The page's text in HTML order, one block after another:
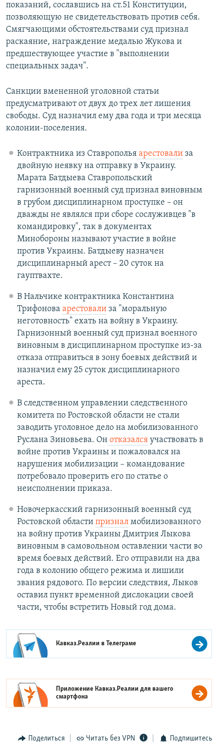
показаний, сославшись на ст.51 Конституции,
позволяющую не свидетельствовать против себя.
Смягчающими обстоятельствами суд признал
раскаяние, награждение медалью Жукова и
предшествующее участие в "выполнении
специальных задач".
Санкции вмененной уголовной статьи
предусматривают от двух до трех лет лишения
свободы. Суд назначил ему два года и три месяца
колонии-поселения.
Контрактника из Ставропольяарестовализа
двойную неявку на отправку в Украину.
Марата Батдыева Ставропольский
гарнизонный военный суд признал виновным
в грубом дисциплинарном проступке – он
дважды не являлся при сборе сослуживцев "в
командировку", так в документах
Минобороны называют участие в войне
против Украины. Батдыеву назначен
дисциплинарный арест – 20 суток на
гауптвахте.
В Нальчике контрактника Константина
Трифонова арестовализа "моральную
неготовность" ехать на войну в Украину.
Гарнизонный военный суд признал военного
виновным в дисциплинарном проступке из-за
отказа отправиться в зону боевых действий и
назначил ему 25 суток дисциплинарного
ареста.
В следственном управлении следственного
комитета по Ростовской области не стали
заводить уголовное дело на мобилизованного
Руслана Зиновьева. Онотказалсяучаствовать в
войне против Украины и пожаловался на
нарушения мобилизации – командование
потребовало проверить его по статье о
неисполнении приказа.
Новочеркасский гарнизонный военный суд
Ростовской области призналмобилизованного
на войну против Украины Дмитрия Лыкова
виновным в самовольном оставлении части во
время боевых действий. Его отправили на два
года в колонию общего режима и лишили
звания рядового. По версии следствия, Лыков
оставил пункт временной дислокации своей
части, чтобы встретить Новый год дома.
Кавказ.Реалии вТелеграме
Приложение Кавказ.Реалии для вашего
смартфона
Поделиться Читать без VPN Подпишитесь